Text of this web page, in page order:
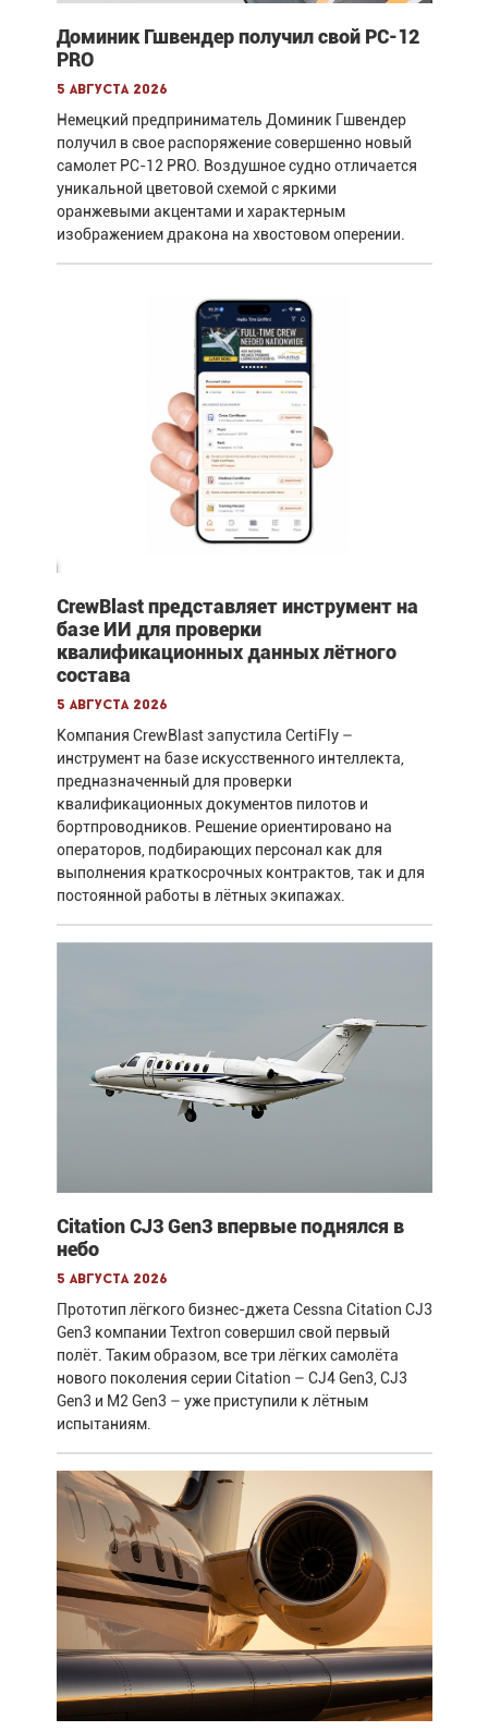
Доминик Гшвендер получил свой PC-12
PRO
5 августа 2026
Немецкий предприниматель Доминик Гшвендер
получил в свое распоряжение совершенно новый
самолет PC-12 PRO. Воздушное судно отличается
уникальной цветовой схемой с яркими
оранжевыми акцентами и характерным
изображением дракона на хвостовом оперении.
CrewBlast представляет инструмент на
базе ИИ для проверки
квалификационных данных лётного
состава
5 августа 2026
Компания CrewBlast запустила CertiFly –
инструмент на базе искусственного интеллекта,
предназначенный для проверки
квалификационных документов пилотов и
бортпроводников. Решение ориентировано на
операторов, подбирающих персонал как для
выполнения краткосрочных контрактов, так и для
постоянной работы в лётных экипажах.
Citation CJ3 Gen3 впервые поднялся в
небо
5 августа 2026
Прототип лёгкого бизнес-джета Cessna Citation CJ3
Gen3 компании Textron совершил свой первый
полёт. Таким образом, все три лёгких самолёта
нового поколения серии Citation – CJ4 Gen3, CJ3
Gen3 и M2 Gen3 – уже приступили к лётным
испытаниям.